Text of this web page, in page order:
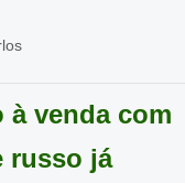
à venda com
russo já